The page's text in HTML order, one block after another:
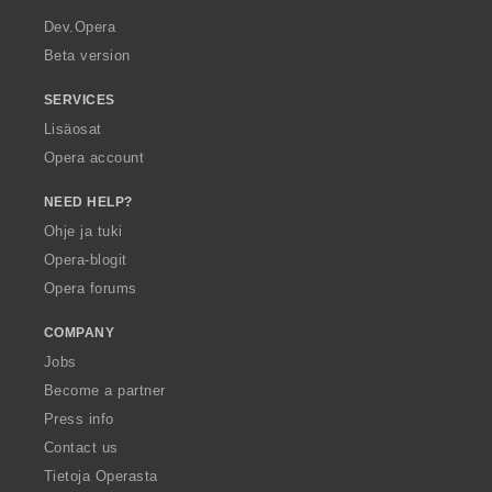
a
Dev.Opera
Beta version
SERVICES
Lisäosat
Opera account
NEED HELP?
Ohje ja tuki
Opera-blogit
Opera forums
COMPANY
Jobs
Become a partner
Press info
Contact us
Tietoja Operasta